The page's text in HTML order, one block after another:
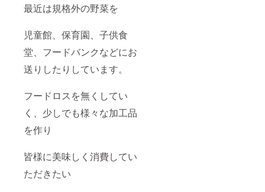
最近は規格外の野菜を
児童館、保育園、子供食
堂、フードバンクなどにお
送りしたりしています。
フードロスを無くしてい
く、少しでも様々な加工品
を作り
皆様に美味しく消費してい
ただきたい